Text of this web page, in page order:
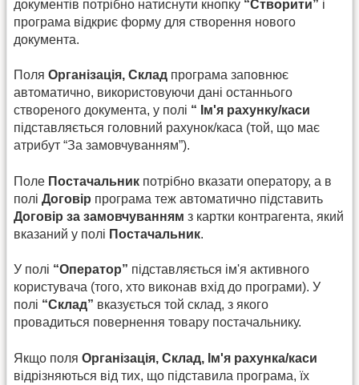
документів потрібно натиснути кнопку “Створити” і
програма відкриє форму для створення нового
документа.
Поля Організація, Склад програма заповнює
автоматично, використовуючи дані останнього
створеного документа, у полі “ Ім'я рахунку/каси
підставляється головний рахунок/каса (той, що має
атрибут “За замовчуванням”).
Поле Постачальник потрібно вказати оператору, а в
полі Договір програма теж автоматично підставить
Договір за замовчуванням з картки контрагента, який
вказаний у полі Постачальник.
У полі “Оператор” підставляється ім'я активного
користувача (того, хто виконав вхід до програми). У
полі “Склад” вказується той склад, з якого
провадиться повернення товару постачальнику.
Якщо поля Організація, Склад, Ім'я рахунка/каси
відрізняються від тих, що підставила програма, їх